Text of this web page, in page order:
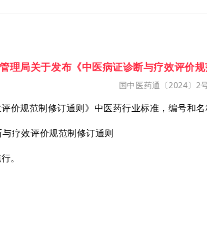
理局关于发布《中医病证诊断与疗效评价
国中医药通〔2024〕2
价规范制修订通则》中医药行业标准，编号和名
疗效评价规范制修订通则
。